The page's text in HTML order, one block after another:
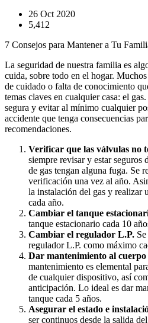
26 Oct 2020
5,412
7 Consejos para Mantener a Tu
La seguridad de nuestra familia es
cuida, sobre todo en el hogar.
de cuidado o falta de conocimiento
temas claves en cualquier casa: el
segura y evitar al mínimo cualquier
accidente que tenga consecuencias
recomendaciones.
Verificar que las válvulas no
siempre revisar y estar seguros
de gas tengan alguna fuga. Se
verificación una vez al año.
la instalación del gas y realizar
cada año.
Cambiar el tanque
tanque estacionario cada 10
Cambiar el regulador L.P.
regulador L.P. como máximo
Dar mantenimiento al cuerpo
mantenimiento es elemental
de cualquier dispositivo, así
anticipación. Lo ideal es dar
tanque cada 5 años.
Asegurar el estado e
ser continuos desde la salida